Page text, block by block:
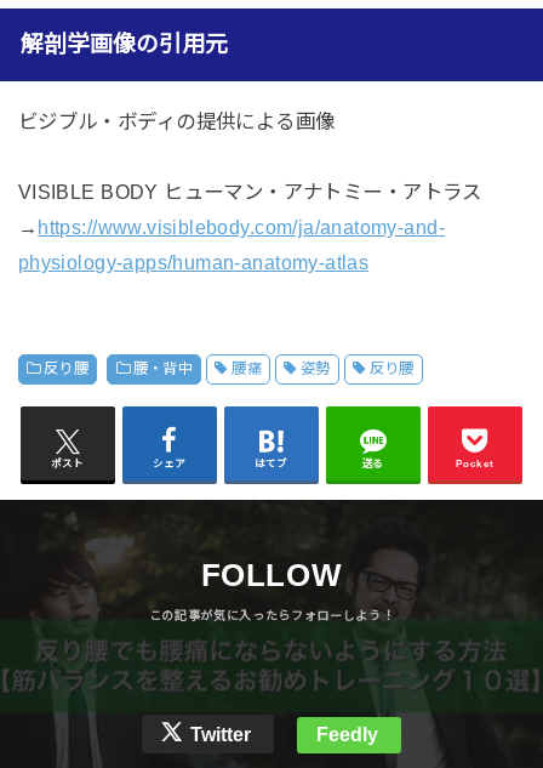
解剖学画像の引用元
ビジブル・ボディの提供による画像
VISIBLE BODY ヒューマン・アナトミー・アトラス
→ https://www.visiblebody.com/ja/anatomy-and-
physiology-apps/human-anatomy-atlas
反り腰 腰・背中 腰痛 姿勢 反り腰
ポスト シェア はてブ 送る Pocket
FOLLOW
Twitter Feedly